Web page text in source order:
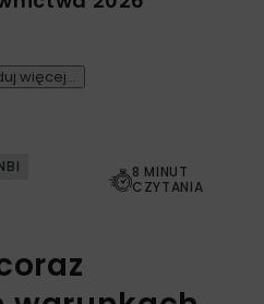
więcej...
8 MINUT
CZYTANIA